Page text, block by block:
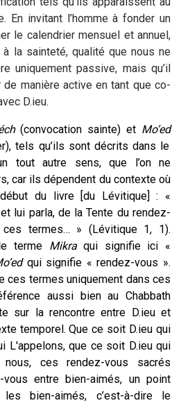
En invitant l’homme à fonder un
le calendrier mensuel et annuel,
à la sainteté, qualité que nous ne
uniquement passive, mais qu’il
manière active en tant que co-
D.ieu.
(convocation sainte) et Mo’ed
tels qu’ils sont décrits dans le
tout autre sens, que l’on ne
car ils dépendent du contexte où
du livre [du Lévitique] : «
lui parla, de la Tente du rendez-
termes… » (Lévitique 1, 1).
terme Mikraqui signifie ici «
qui signifie « rendez-vous ».
ces termes uniquement dans ces
aussi bien au Chabbath
sur la rencontre entre D.ieu et
temporel. Que ce soit D.ieu qui
L'appelons, que ce soit D.ieu qui
ces rendez-vous sacrés
entre bien-aimés, un point
bien-aimés, c’est-à-dire le